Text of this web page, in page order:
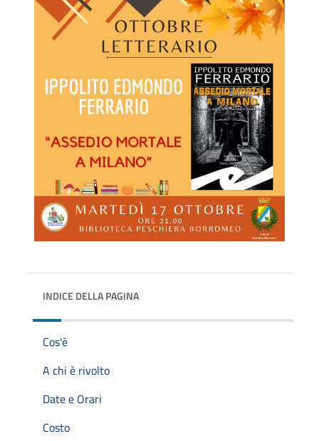
INDICE DELLA PAGINA
Cos'è
A chi è rivolto
Date e Orari
Costo